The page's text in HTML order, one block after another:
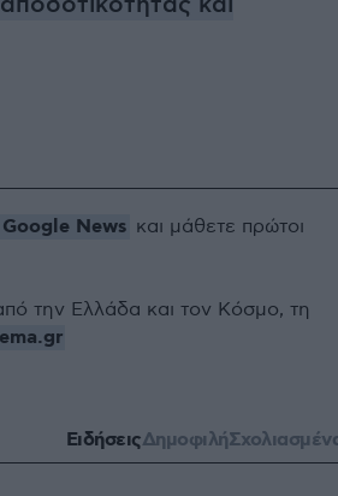
News και μάθετε πρώτοι
την Ελλάδα και τον Κόσμο, τη
ΕιδήσειςΔημοφιλή